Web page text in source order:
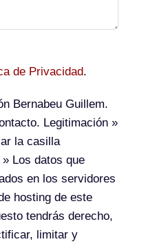
de Privacidad.
Bernabeu Guillem.
Legitimación »
la casilla
» Los datos que
en los servidores
hosting de este
tendrás derecho,
limitar y